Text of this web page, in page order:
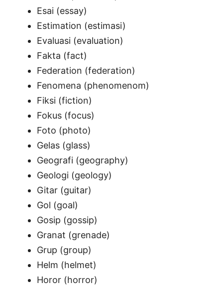
Esai (essay)
Estimation (estimasi)
Evaluasi (evaluation)
Fakta (fact)
Federation (federation)
Fenomena (phenomenom)
Fiksi (fiction)
Fokus (focus)
Foto (photo)
Gelas (glass)
Geografi (geography)
Geologi (geology)
Gitar (guitar)
Gol (goal)
Gosip (gossip)
Granat (grenade)
Grup (group)
Helm (helmet)
Horor (horror)